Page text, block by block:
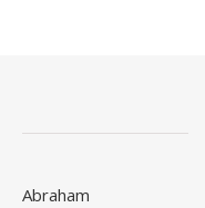
Abraham